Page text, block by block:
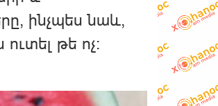
ինչպես նաև,
թե ոչ։